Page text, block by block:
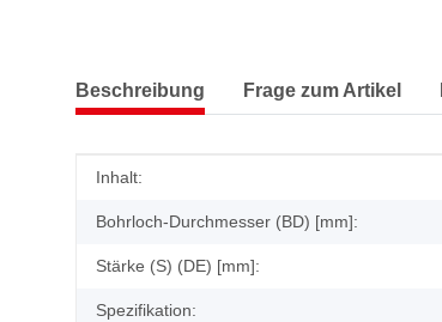
Beschreibung Frage zum Artikel
Produkteigenschaft
Wert
Inhalt:
Bohrloch-Durchmesser (BD) [mm]:
Stärke (S) (DE) [mm]:
Spezifikation: